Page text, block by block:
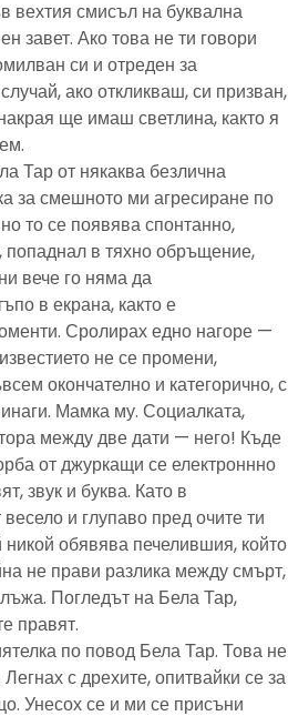
вехтия смисъл на буквална
завет. Ако това не ти говори
си и отреден за
ако откликваш, си призван,
ще имаш светлина, както я
Тар от някаква безлична
за смешното ми агресиране по
то се появява спонтанно,
попаднал в тяхно обръщение,
вече го няма да
в екрана, както е
Сролирах едно нагоре —
не се промени,
окончателно и категорично, с
Мамка му. Социалката,
между две дати — него! Къде
от джуркащи се електроннно
звук и буква. Като в
и глупаво пред очите ти
обявява печелившия, който
не прави разлика между смърт,
Погледът на Бела Тар,
правят.
по повод Бела Тар. Това не
с дрехите, опитвайки се за
Унесох се и ми се присъни